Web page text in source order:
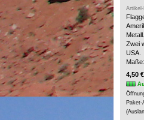
Metall.
Zwei
USA.
4,50
Paket-